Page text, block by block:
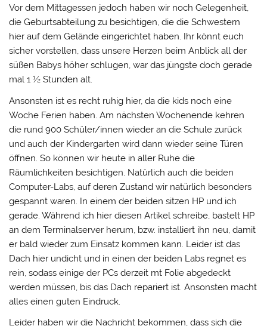
Vor dem Mittagessen jedoch haben wir noch Gelegenheit,
die Geburtsabteilung zu besichtigen, die die Schwestern
hier auf dem Gelände eingerichtet haben. Ihr könnt euch
sicher vorstellen, dass unsere Herzen beim Anblick all der
süßen Babys höher schlugen, war das jüngste doch gerade
mal 1 ½ Stunden alt.
Ansonsten ist es recht ruhig hier, da die kids noch eine
Woche Ferien haben. Am nächsten Wochenende kehren
die rund 900 Schüler/innen wieder an die Schule zurück
und auch der Kindergarten wird dann wieder seine Türen
öffnen. So können wir heute in aller Ruhe die
Räumlichkeiten besichtigen. Natürlich auch die beiden
Computer-Labs, auf deren Zustand wir natürlich besonders
gespannt waren. In einem der beiden sitzen HP und ich
gerade. Während ich hier diesen Artikel schreibe, bastelt HP
an dem Terminalserver herum, bzw. installiert ihn neu, damit
er bald wieder zum Einsatz kommen kann. Leider ist das
Dach hier undicht und in einen der beiden Labs regnet es
rein, sodass einige der PCs derzeit mt Folie abgedeckt
werden müssen, bis das Dach repariert ist. Ansonsten macht
alles einen guten Eindruck.
Leider haben wir die Nachricht bekommen, dass sich die